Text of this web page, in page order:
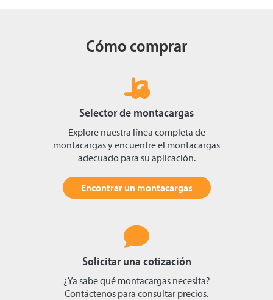
Cómo comprar
Selector de montacargas
Explore nuestra línea completa de
montacargas y encuentre el montacargas
adecuado para su aplicación.
Encontrar un montacargas
Solicitar una cotización
¿Ya sabe qué montacargas necesita?
Contáctenos para consultar precios.